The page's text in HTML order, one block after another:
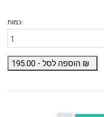
כמות:
הוספה לסל - 195.00